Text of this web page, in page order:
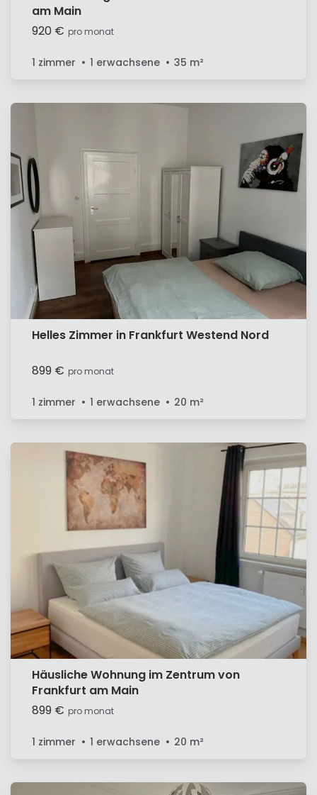
am Main
920 € pro monat
1 zimmer 1 erwachsene 35 m²
Helles Zimmer in Frankfurt Westend Nord
899 € pro monat
1 zimmer 1 erwachsene 20 m²
Häusliche Wohnung im Zentrum von
Frankfurt am Main
899 € pro monat
1 zimmer 1 erwachsene 20 m²